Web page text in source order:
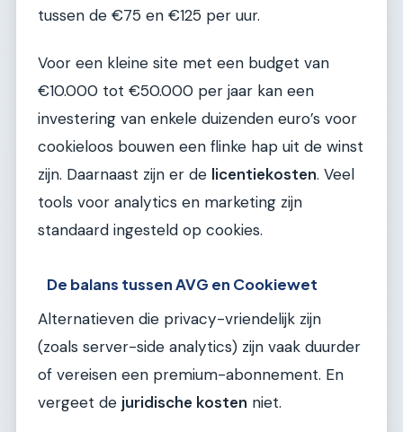
tussen de €75 en €125 per uur.
Voor een kleine site met een budget van
€10.000 tot €50.000 per jaar kan een
investering van enkele duizenden euro’s voor
cookieloos bouwen een flinke hap uit de winst
zijn. Daarnaast zijn er de licentiekosten. Veel
tools voor analytics en marketing zijn
standaard ingesteld op cookies.
De balans tussen AVG en Cookiewet
Alternatieven die privacy-vriendelijk zijn
(zoals server-side analytics) zijn vaak duurder
of vereisen een premium-abonnement. En
vergeet de juridische kosten niet.